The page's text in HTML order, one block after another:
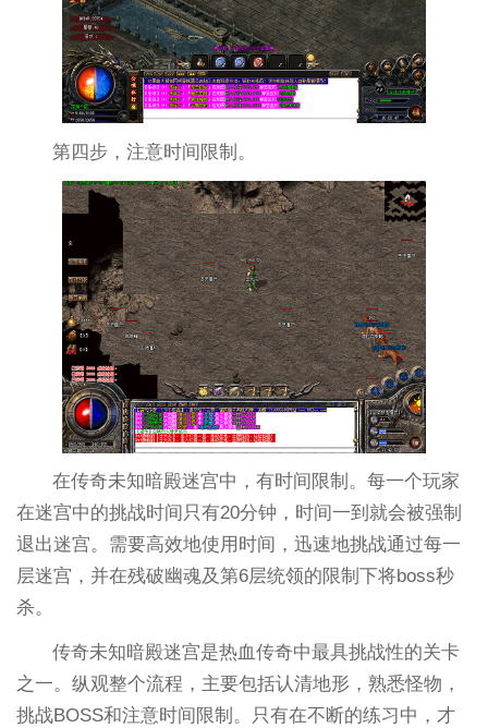
第四步，注意时间限制。
在传奇未知暗殿迷宫中，有时间限制。每一个玩家
在迷宫中的挑战时间只有20分钟，时间一到就会被强制
退出迷宫。需要高效地使用时间，迅速地挑战通过每一
层迷宫，并在残破幽魂及第6层统领的限制下将boss秒
杀。
传奇未知暗殿迷宫是热血传奇中最具挑战性的关卡
之一。纵观整个流程，主要包括认清地形，熟悉怪物，
挑战BOSS和注意时间限制。只有在不断的练习中，才